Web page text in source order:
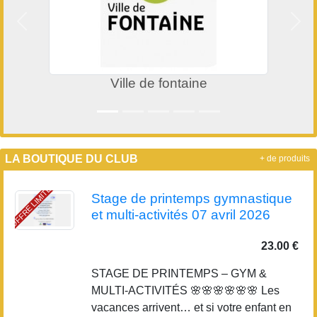
Ville de fontaine
LA BOUTIQUE DU CLUB
OFFRE LIMITÉE
Stage de printemps gymnastique
et multi-activités 07 avril 2026
23.00 €
STAGE DE PRINTEMPS – GYM &
MULTI-ACTIVITÉS 🌸🌸🌸🌸🌸🌸 Les
vacances arrivent… et si votre enfant en
+ de produits